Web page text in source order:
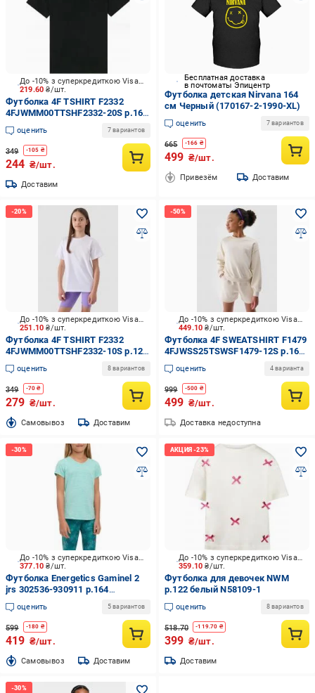
219.60₴/шт.
До -10% з суперкредиткою Visa Вигода
Футболка 4F TSHIRT F2332
4FJWMM00TTSHF2332-20S р.164
черный
оценить 7 вариантов
349 -105 ₴
244 ₴/шт.
Доставим
Бесплатная доставка
в почтоматы Эпицентр
Футболка детская Nirvana 164
см Черный (170167-2-1990-XL)
оценить 7 вариантов
665 -166 ₴
499 ₴/шт.
Привезём Доставим
251.10₴/шт.
До -10% з суперкредиткою Visa Вигода
Футболка 4F TSHIRT F2332
4FJWMM00TTSHF2332-10S р.128
белый
оценить 8 вариантов
349 -70 ₴
279 ₴/шт.
Cамовывоз Доставим
449.10₴/шт.
До -10% з суперкредиткою Visa Вигода
Футболка 4F SWEATSHIRT F1479
4FJWSS25TSWSF1479-12S р.164
бежевый
оценить 4 варианта
999 -500 ₴
499 ₴/шт.
Доставка недоступна
377.10₴/шт.
До -10% з суперкредиткою Visa Вигода
Футболка Energetics Gaminel 2
jrs 302536-930911 р.164
бирюзовый
оценить 5 вариантов
599 -180 ₴
419 ₴/шт.
Cамовывоз Доставим
359.10₴/шт.
До -10% з суперкредиткою Visa Вигода
Футболка для девочек NWM
р.122 белый N58109-1
оценить 8 вариантов
518.70 -119.70 ₴
399 ₴/шт.
Доставим